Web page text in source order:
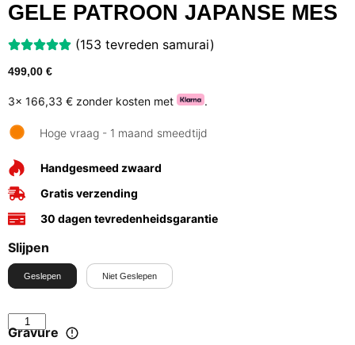
GELE PATROON JAPANSE MES
(153 tevreden samurai)
499,00 €
3x 166,33 € zonder kosten met .
Hoge vraag - 1 maand smeedtijd
Handgesmeed zwaard
Gratis verzending
30 dagen tevredenheidsgarantie
Slijpen
Geslepen Niet Geslepen
Gravure